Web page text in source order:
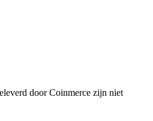
door Coinmerce zijn niet